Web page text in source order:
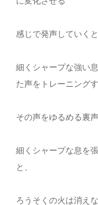
感じで発声していく
細くシャープな強い
た声をトレーニング
その声をゆるめる裏
細くシャープな息を
と、
ろうそくの火は消え